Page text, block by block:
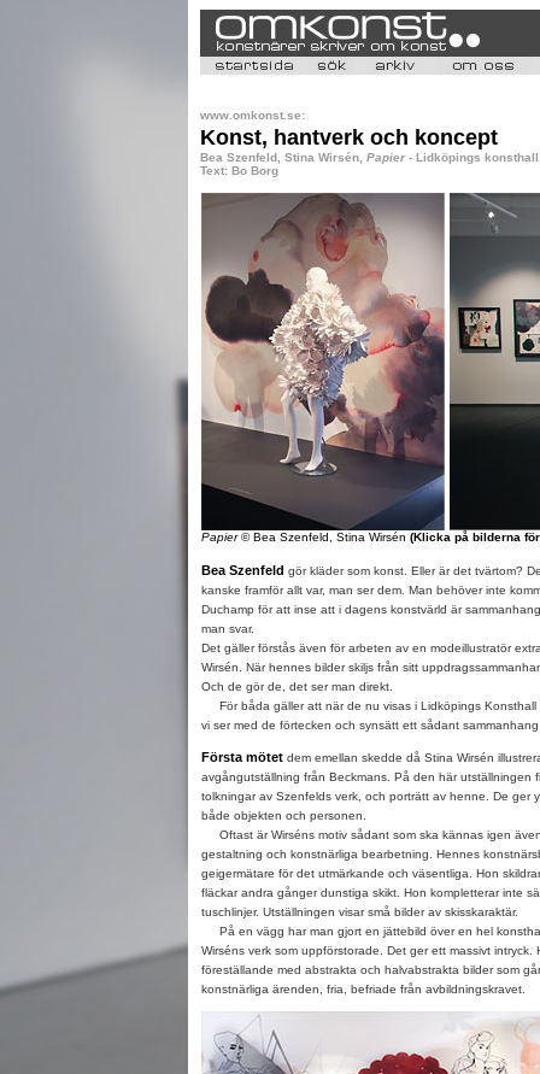
www.omkonst.se:
Konst, hantverk och koncept
Bea Szenfeld, Stina Wirsén, Papier- Lidköpings
Text: Bo Borg
Papier© Bea Szenfeld, Stina Wirsén (Klicka på bilderna
Bea Szenfeld gör kläder som konst. Eller är det tvärtom?
kanske framför allt var, man ser dem. Man behöver inte
Duchamp för att inse att i dagens konstvärld är
man svar.
Det gäller förstås även för arbeten av en modeillustratör
Wirsén. När hennes bilder skiljs från sitt
Och de gör de, det ser man direkt.
För båda gäller att när de nu visas i Lidköpings Konsthall
vi ser med de förtecken och synsätt ett sådant sammanhang
Första mötetdem emellan skedde då Stina Wirsén
avgångutställning från Beckmans. På den här utställningen
tolkningar av Szenfelds verk, och porträtt av henne. De ger
både objekten och personen.
Oftast är Wirséns motiv sådant som ska kännas igen
gestaltning och konstnärliga bearbetning. Hennes
geigermätare för det utmärkande och väsentliga. Hon
fläckar andra gånger dunstiga skikt. Hon kompletterar inte
tuschlinjer. Utställningen visar små bilder av skisskaraktär.
På en vägg har man gjort en jättebild över en hel
Wirséns verk som uppförstorade. Det ger ett massivt intryck.
föreställande med abstrakta och halvabstrakta bilder som
konstnärliga ärenden, fria, befriade från avbildningskravet.